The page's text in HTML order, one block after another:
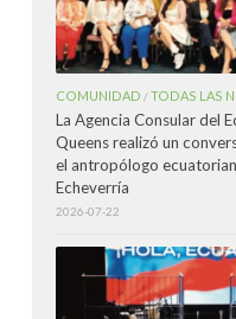
COMUNIDAD /TODAS LAS
La Agencia Consular del
Queens realizó un
el antropólogo
Echeverría
2026-07-22